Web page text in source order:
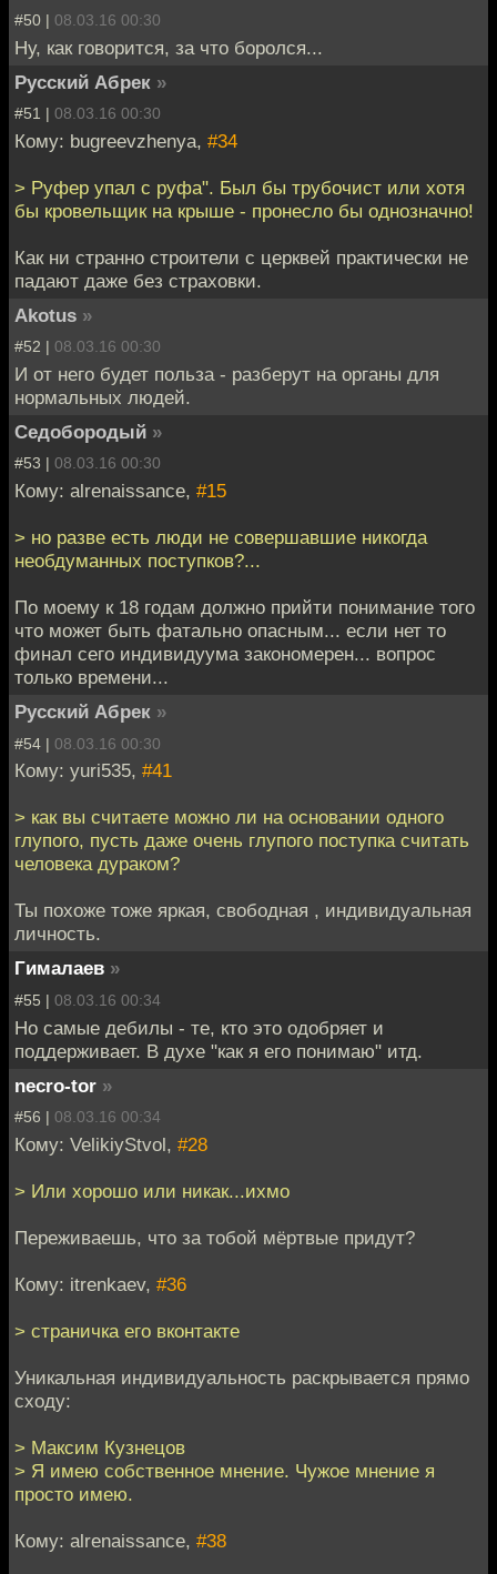
#50 | 08.03.16 00:30
Ну, как говорится, за что боролся...
Русский Абрек »
#51 | 08.03.16 00:30
Кому: bugreevzhenya, #34
> Руфер упал с руфа". Был бы трубочист или хотя
бы кровельщик на крыше - пронесло бы однозначно!
Как ни странно строители с церквей практически не
падают даже без страховки.
Akotus »
#52 | 08.03.16 00:30
И от него будет польза - разберут на органы для
нормальных людей.
Седобородый »
#53 | 08.03.16 00:30
Кому: alrenaissance, #15
> но разве есть люди не совершавшие никогда
необдуманных поступков?...
По моему к 18 годам должно прийти понимание того
что может быть фатально опасным... если нет то
финал сего индивидуума закономерен... вопрос
только времени...
Русский Абрек »
#54 | 08.03.16 00:30
Кому: yuri535, #41
> как вы считаете можно ли на основании одного
глупого, пусть даже очень глупого поступка считать
человека дураком?
Ты похоже тоже яркая, свободная , индивидуальная
личность.
Гималаев »
#55 | 08.03.16 00:34
Но самые дебилы - те, кто это одобряет и
поддерживает. В духе "как я его понимаю" итд.
necro-tor »
#56 | 08.03.16 00:34
Кому: VelikiyStvol, #28
> Или хорошо или никак...ихмо
Переживаешь, что за тобой мёртвые придут?
Кому: itrenkaev, #36
> страничка его вконтакте
Уникальная индивидуальность раскрывается прямо
сходу:
> Максим Кузнецов
> Я имею собственноe мнение. Чужое мнeние я
просто имею.
Кому: alrenaissance, #38